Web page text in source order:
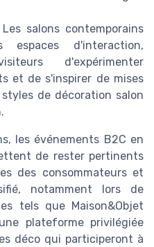
salons contemporains
d'interaction,
d'expérimenter
et de s'inspirer de mises
de décoration salon
les événements B2C en
de rester pertinents
des consommateurs et
notamment lors de
tels que Maison&Objet
plateforme privilégiée
déco qui participeront à